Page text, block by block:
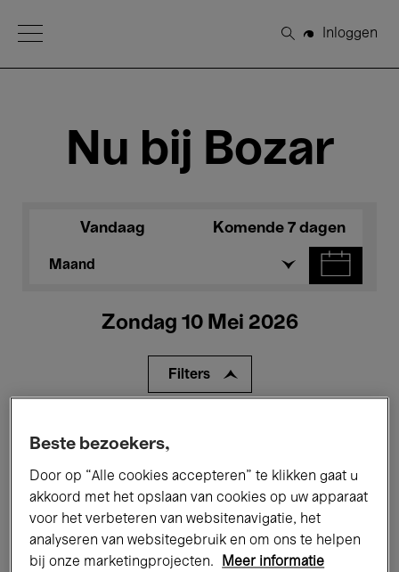
Open Menu
Zoeken
Inloggen
Nu bij Bozar
Vandaag Komende 7 dagen
Maand
Zondag 10 Mei 2026
Filters
Tentoonstellingen Films
Performances Lezingen & Debatten
Jazz Klassieke Muziek Global Music
Beste bezoekers,
Door op “Alle cookies accepteren” te klikken gaat u
akkoord met het opslaan van cookies op uw apparaat
voor het verbeteren van websitenavigatie, het
analyseren van websitegebruik en om ons te helpen
bij onze marketingprojecten.
Meer informatie